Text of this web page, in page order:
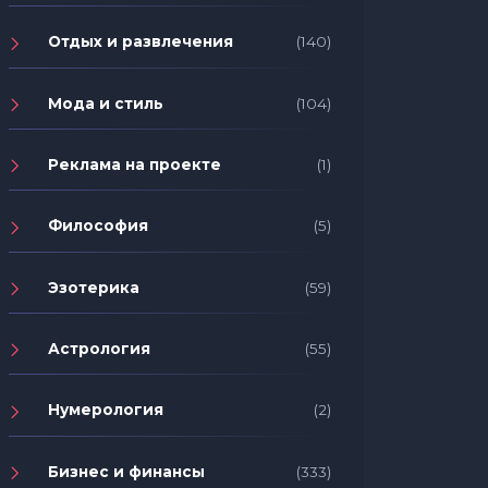
Отдых и развлечения (140)
Мода и стиль (104)
Реклама на проекте (1)
Философия (5)
Эзотерика (59)
Астрология (55)
Нумерология (2)
Бизнес и финансы (333)